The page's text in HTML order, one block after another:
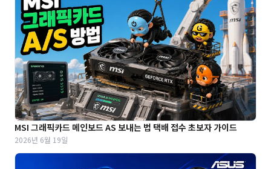
MSI 그래픽카드 메인보드 AS 보내는 법 택배 접수 초보자 가이드
2026년 6월 19일